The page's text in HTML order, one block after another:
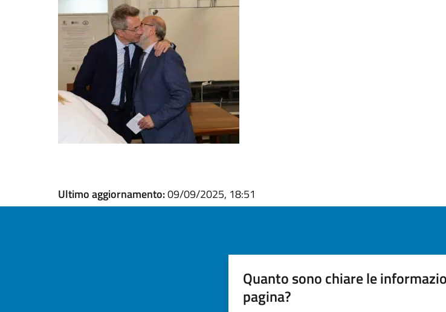
Ultimo aggiornamento:09/09/2025, 18:51
Quanto sono chiare le
pagina?